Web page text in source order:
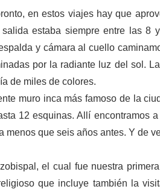
en estos viajes hay que
estaba siempre entre las 8
y cámara al cuello
por la radiante luz del sol.
de miles de colores.
muro inca más famoso de la
12 esquinas. Allí encontramos
menos que seis años antes. Y de
el cual fue nuestra
que incluye también la